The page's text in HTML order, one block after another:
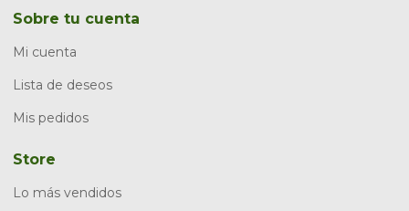
Sobre tu cuenta
Mi cuenta
Lista de deseos
Mis pedidos
Store
Lo más vendidos